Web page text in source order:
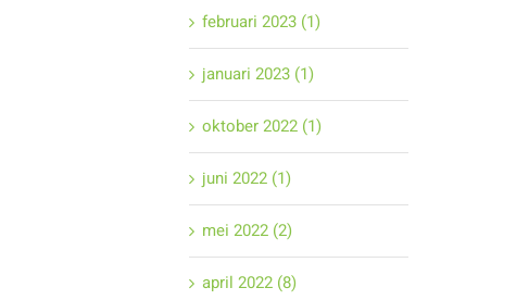
februari 2023 (1)
januari 2023 (1)
oktober 2022 (1)
juni 2022 (1)
mei 2022 (2)
april 2022 (8)